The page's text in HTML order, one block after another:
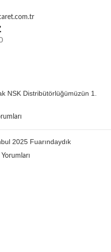
NSK Distribütörlüğümüzün 1.
2025 Fuarındaydık
Yorumları